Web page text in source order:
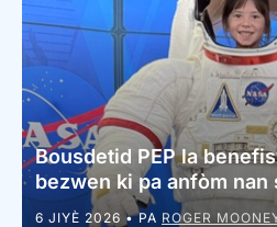
Bousdetid PEP la
bezwen ki pa anfòm
6 JIYÈ 2026 • PA ROGER